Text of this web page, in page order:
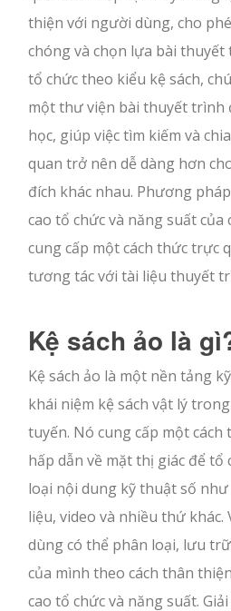
thiện với người dùng, cho
chóng và chọn lựa bài
tổ chức theo kiểu kệ sách,
một thư viện bài thuyết trình
học, giúp việc tìm kiếm và
quan trở nên dễ dàng hơn
đích khác nhau. Phương
cao tổ chức và năng suất của
cung cấp một cách thức trực
tương tác với tài liệu thuyết
Kệ sách ảo là
Kệ sách ảo là một nền tảng
khái niệm kệ sách vật lý
tuyến. Nó cung cấp một cách
hấp dẫn về mặt thị giác để tổ
loại nội dung kỹ thuật số
liệu, video và nhiều thứ khác.
dùng có thể phân loại, lưu
của mình theo cách thân
cao tổ chức và năng suất.